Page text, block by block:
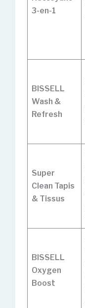
3-en-1
BISSELL
Wash &
Refresh
Super
Clean Tapis
& Tissus
BISSELL
Oxygen
Boost